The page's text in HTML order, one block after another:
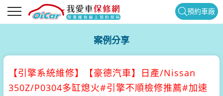
預約車廠
案例分享
【引擎系統維修】
【豪德汽車】日產/Nissan
350Z/P0304多缸熄火#引擎不順檢修推薦#加速